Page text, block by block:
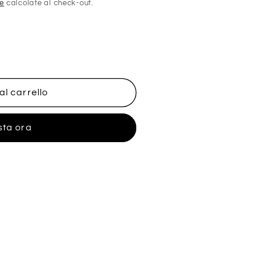
calcolate al check-out.
carrello
ora